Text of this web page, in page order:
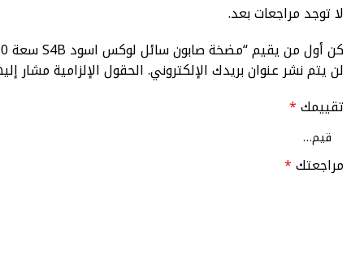
لا توجد مراجعات بعد.
كن أول من يقيم “مضخة صابون سائل لوكس اسود S4B سعة 1000 مللى مستوردة تركى من فيالى”
لن يتم نشر عنوان بريدك الإلكتروني.الحقول الإلزامية مشار
تقييمك*
مراجعتك*